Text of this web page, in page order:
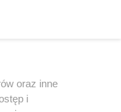
oraz inne
i